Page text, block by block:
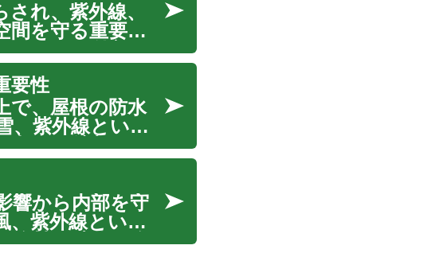
れ、紫外線、
間を守る重要な
これらの外部要
完全性を維持す
要性
で、屋根の防水
、紫外線といっ
根は、適切な保
、水漏れや構造
響から内部を守
、紫外線といっ
全性が建物の全